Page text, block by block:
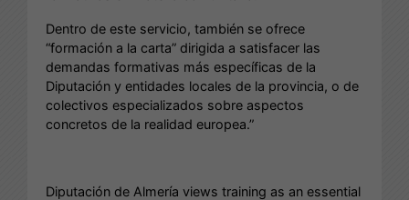
Dentro de este servicio, también se ofrece
“formación a la carta” dirigida a satisfacer las
demandas formativas más específicas de la
Diputación y entidades locales de la provincia, o de
colectivos especializados sobre aspectos
concretos de la realidad europea.”
Diputación de Almería views training as an essential